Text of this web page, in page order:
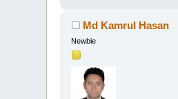
Md Kamrul Hasan
Newbie